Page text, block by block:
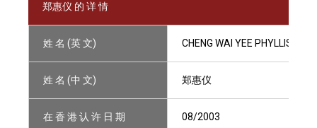
郑惠仪 的 详 情
姓 名 (英 文) CHENG WAI YEE PHYLLIS
姓 名 (中 文) 郑惠仪
在 香 港 认 许 日 期 08/2003